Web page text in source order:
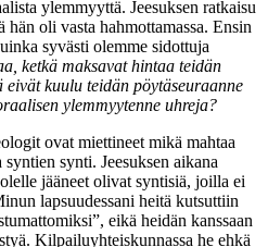
ylemmyyttä. Jeesuksen ratkaisu
oli vasta hahmottamassa. Ensin
syvästi olemme sidottuja
ketkä maksavat hintaa teidän
eivät kuulu teidän pöytäseuraanne
ylemmyytenne uhreja?
ovat miettineet mikä mahtaa
synti. Jeesuksen aikana
jääneet olivat syntisiä, joilla ei
lapsuudessani heitä kutsuttiin
eikä heidän kanssaan
Kilpailuyhteiskunnassa he ehkä